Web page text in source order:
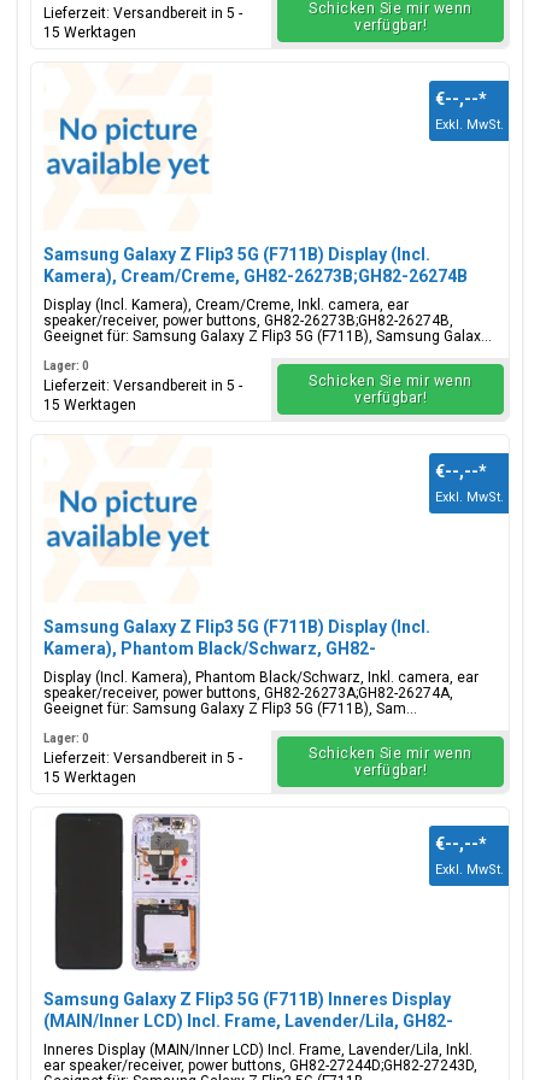
Lieferzeit: Versandbereit in 5 -
15 Werktagen
Schicken Sie mir wenn
verfügbar!
Samsung Galaxy Z Flip3 5G (F711B) Display (Incl.
Kamera), Cream/Creme, GH82-26273B;GH82-26274B
Display (Incl. Kamera), Cream/Creme, Inkl. camera, ear
speaker/receiver, power buttons, GH82-26273B;GH82-26274B,
Geeignet für: Samsung Galaxy Z Flip3 5G (F711B), Samsung Galax...
€--,--*
Exkl. MwSt.
Lager: 0
Lieferzeit: Versandbereit in 5 -
15 Werktagen
Schicken Sie mir wenn
verfügbar!
Samsung Galaxy Z Flip3 5G (F711B) Display (Incl.
Kamera), Phantom Black/Schwarz, GH82-
26273A;GH82-26274A
Display (Incl. Kamera), Phantom Black/Schwarz, Inkl. camera, ear
speaker/receiver, power buttons, GH82-26273A;GH82-26274A,
Geeignet für: Samsung Galaxy Z Flip3 5G (F711B), Sam...
€--,--*
Exkl. MwSt.
Lager: 0
Lieferzeit: Versandbereit in 5 -
15 Werktagen
Schicken Sie mir wenn
verfügbar!
Samsung Galaxy Z Flip3 5G (F711B) Inneres Display
(MAIN/Inner LCD) Incl. Frame, Lavender/Lila, GH82-
27244D;GH82-27243D
Inneres Display (MAIN/Inner LCD) Incl. Frame, Lavender/Lila, Inkl.
ear speaker/receiver, power buttons, GH82-27244D;GH82-27243D,
€--,--*
Exkl. MwSt.